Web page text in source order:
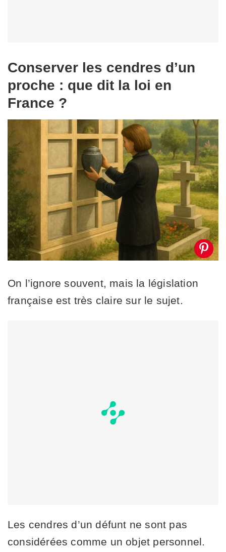
Conserver les cendres d’un
proche : que dit la loi en
France ?
On l’ignore souvent, mais la législation
française est très claire sur le sujet.
Les cendres d’un défunt ne sont pas
considérées comme un objet personnel.